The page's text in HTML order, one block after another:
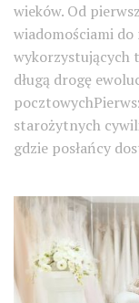
wieków. Od
wiadomościami
wykorzystujących
długą drogę
starożytnych
gdzie posłańcy